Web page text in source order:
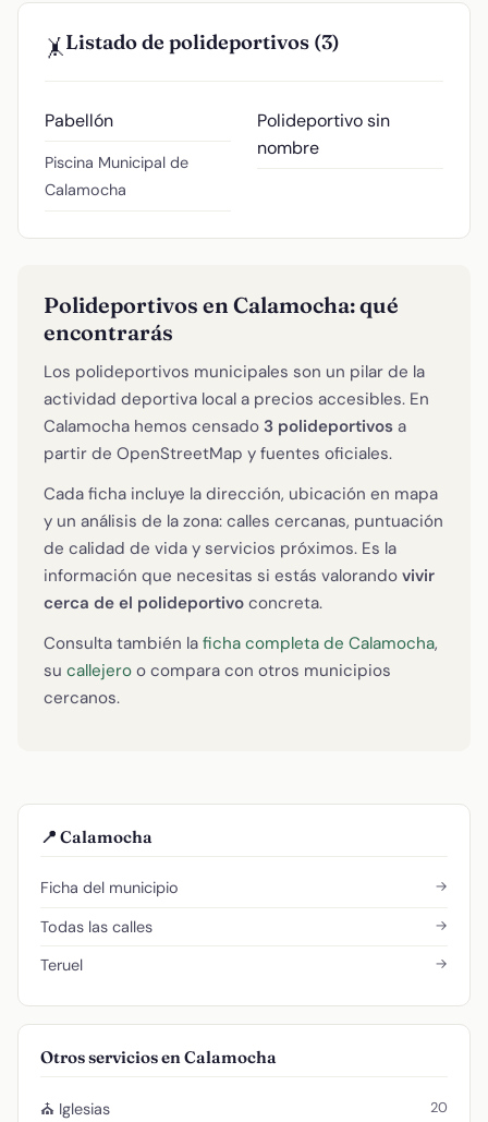
🤸Listado de polideportivos (3)
Pabellón
Piscina Municipal de
Calamocha
Polideportivo sin
nombre
Polideportivos en Calamocha: qué
encontrarás
Los polideportivos municipales son un pilar de la
actividad deportiva local a precios accesibles. En
Calamocha hemos censado 3 polideportivos a
partir de OpenStreetMap y fuentes oficiales.
Cada ficha incluye la dirección, ubicación en mapa
y un análisis de la zona: calles cercanas, puntuación
de calidad de vida y servicios próximos. Es la
información que necesitas si estás valorando vivir
cerca de el polideportivo concreta.
Consulta también la ficha completa de Calamocha,
su callejero o compara con otros municipios
cercanos.
📍 Calamocha
Ficha del municipio →
Todas las calles →
Teruel →
Otros servicios en Calamocha
⛪ Iglesias 20